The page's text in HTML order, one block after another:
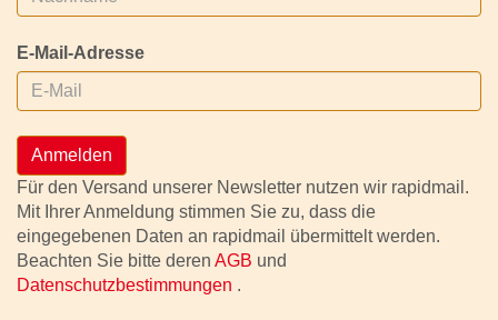
E-Mail-Adresse
Anmelden
Für den Versand unserer Newsletter nutzen wir rapidmail.
Mit Ihrer Anmeldung stimmen Sie zu, dass die
eingegebenen Daten an rapidmail übermittelt werden.
Beachten Sie bitte deren AGB und
Datenschutzbestimmungen .